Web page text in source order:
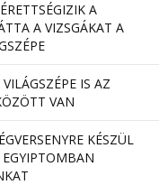
A
A VIZSGÁKAT A
IS AZ
VAN
KÉSZÜL